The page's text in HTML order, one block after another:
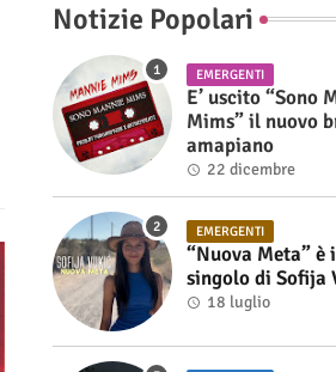
Notizie Popolari
EMERGENTI
E’ uscito “Sono
Mims” il nuovo
amapiano
22 dicembre
EMERGENTI
“Nuova Meta” è
singolo di Sofija
18 luglio